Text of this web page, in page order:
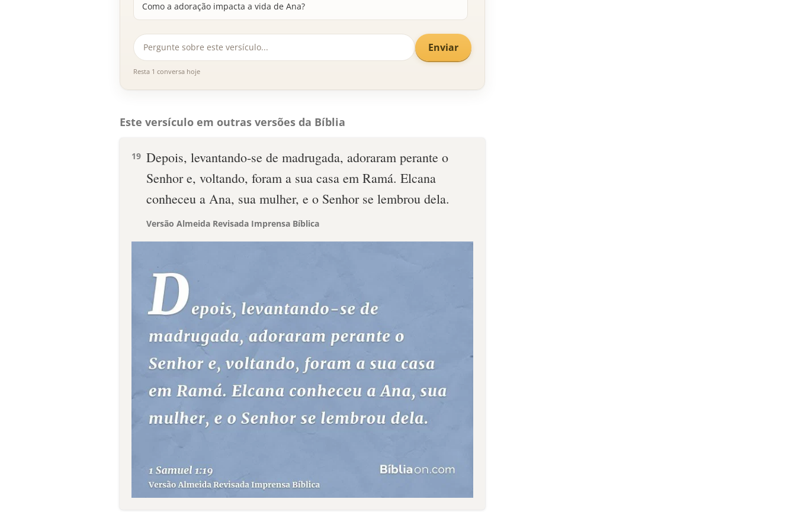
Como a adoração impacta a vida de Ana?
Enviar
Resta 1 conversa hoje
Este versículo em outras versões da Bíblia
19 Depois, levantando-se de madrugada, adoraram perante o
Senhor e, voltando, foram a sua casa em Ramá. Elcana
conheceu a Ana, sua mulher, e o Senhor se lembrou dela.
Versão Almeida Revisada Imprensa Bíblica